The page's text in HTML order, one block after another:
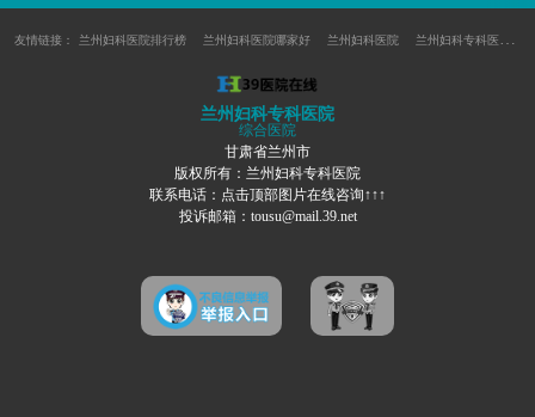
友情链接： 兰州妇科医院排行榜 兰州妇科医院哪家好 兰州妇科医院 兰州妇科专科医院
兰州妇科专科医院
综合医院
甘肃省兰州市
版权所有：兰州妇科专科医院
联系电话：点击顶部图片在线咨询↑↑↑
投诉邮箱：tousu@mail.39.net